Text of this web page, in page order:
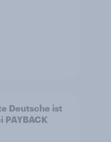
Deutsche ist